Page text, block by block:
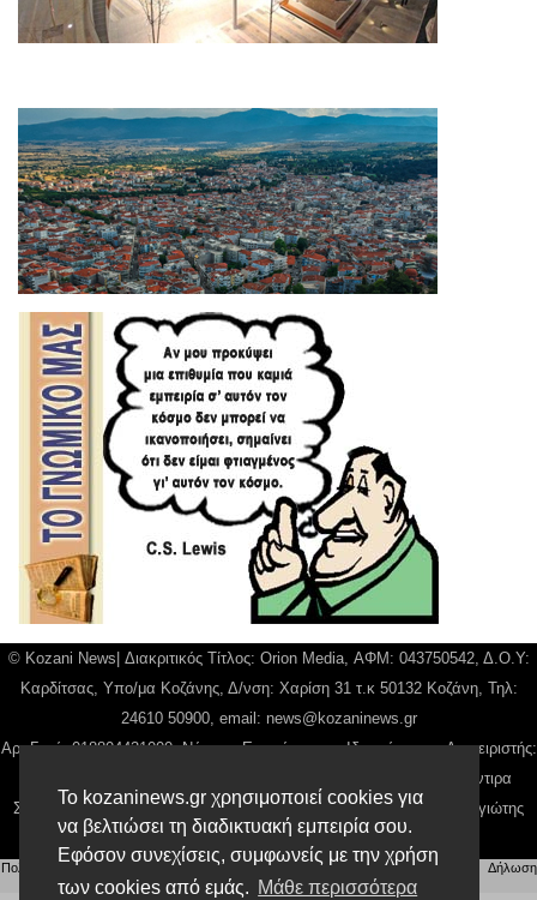
Το kozaninews.gr χρησιμοποιεί cookies για
να βελτιώσει τη διαδικτυακή εμπειρία σου.
Εφόσον συνεχίσεις, συμφωνείς με την χρήση
των cookies από εμάς. Μάθε περισσότερα
© Kozani News| Διακριτικός Τίτλος: Orion Media, ΑΦΜ: 043750542, Δ.Ο.Υ:
Καρδίτσας, Υπο/μα Κοζάνης, Δ/νση: Χαρίση 31 τ.κ 50132 Κοζάνη, Τηλ:
24610 50900, email: news@kozaninews.gr
Αρ. Γεμή: 018804431000, Νόμιμος Εκπρόσωπος, Ιδιοκτήτης και Διαχειριστής:
Παναγιώτης Φιλίππου, Διευθύντρια: Γιαννουσά Βασιλική, Διευθύντιρα
Σύνταξης: Μπαλαμπάνη Βασιλική. Δικαιούχος domain name Παναγιώτης
Φιλίππου
Πολιτική απορρήτου Αίτηση Διαχείρισης Προσωπικών Δεδομένων |Όροι χρήσης
Δήλωση
Συμμόρφωσης